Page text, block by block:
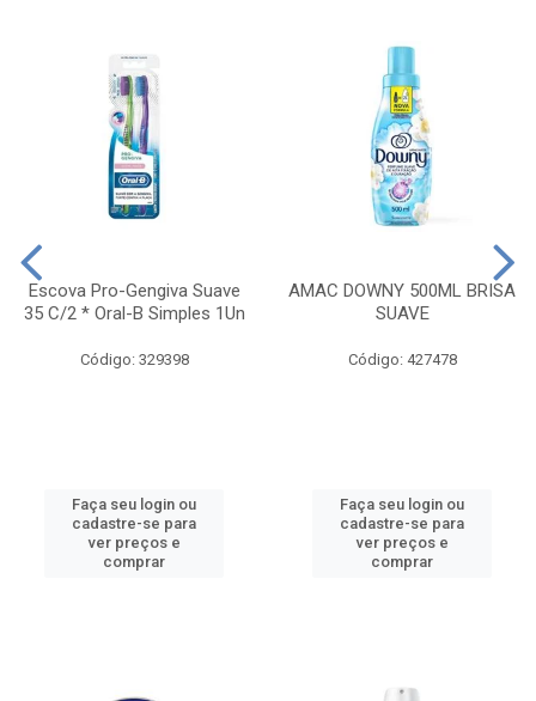
Escova Pro-Gengiva Suave
35 C/2 * Oral-B Simples 1Un
Código: 329398
Faça seu login ou
cadastre-se para
ver preços e
comprar
AMAC DOWNY 500ML BRISA
SUAVE
Código: 427478
Faça seu login ou
cadastre-se para
ver preços e
comprar